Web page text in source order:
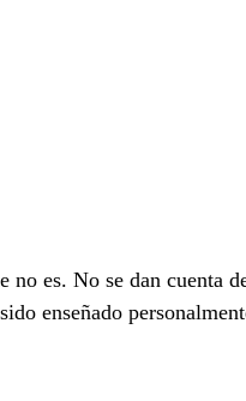
es. No se dan cuenta
enseñado